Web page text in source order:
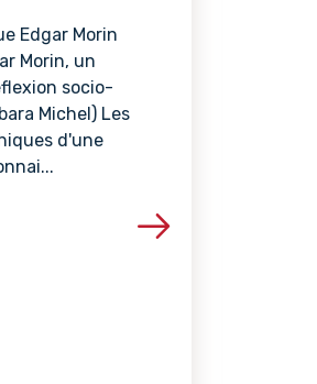
Edgar Morin
Morin, un
socio-
Michel) Les
d'une
Voir les détails de la ressource